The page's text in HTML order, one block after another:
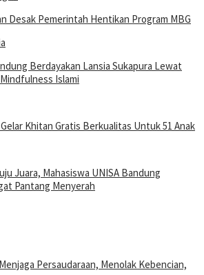
Desak Pemerintah Hentikan Program MBG
Berdayakan Lansia Sukapura Lewat
Islami
Khitan Gratis Berkualitas Untuk 51 Anak
Juara, Mahasiswa UNISA Bandung
Pantang Menyerah
Persaudaraan, Menolak Kebencian,